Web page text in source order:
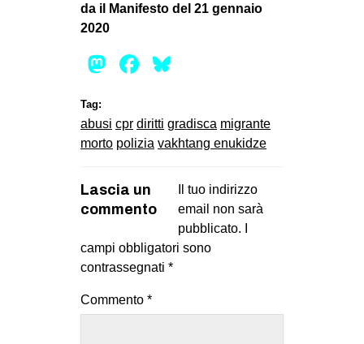
da il Manifesto del 21 gennaio
2020
Mastodon
Facebook
Tag:
abusi cpr diritti gradisca migrante
morto polizia vakhtang enukidze
Lascia un
commento
Il tuo indirizzo
email non sarà
pubblicato.
campi obbligatori sono
contrassegnati *
Commento *